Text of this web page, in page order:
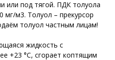
или под тягой. ПДК толуола
мг/м3. Толуол – прекурсор
толуол частным лицам!
жидкость с
+23 °С, сгорает коптящим